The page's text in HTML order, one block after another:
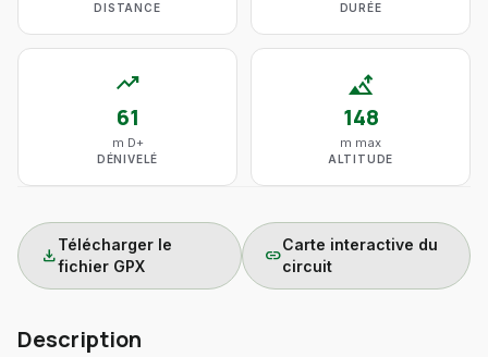
DISTANCE DURÉE
trending_up
61
m D+
DÉNIVELÉ
altitude
148
m max
ALTITUDE
download
Télécharger le
fichier GPX
link
Carte interactive du
circuit
Description